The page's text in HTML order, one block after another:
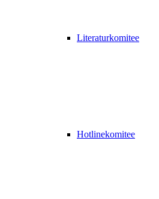
Literaturkomitee
Hotlinekomitee